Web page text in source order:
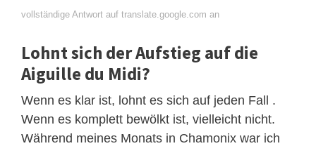
vollständige Antwort auf translate.google.com an
Lohnt sich der Aufstieg auf die
Aiguille du Midi?
Wenn es klar ist, lohnt es sich auf jeden Fall .
Wenn es komplett bewölkt ist, vielleicht nicht.
Während meines Monats in Chamonix war ich